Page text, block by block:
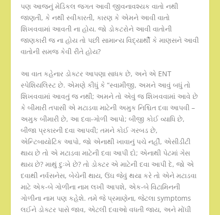
પણ આજનું મેડિકલ જગત આવી જીવનાવશ્યક વાતો નથી
જાણતી, કે નથી સ્વીકારતી, કારણ કે એમને આવી વાતો
શિખવવામાં આવતી ના હોય. જો ડોકટરોને આવી વાતોની
જાણકારી જ ના હોય તો પછી સામાન્ય વિદ્યાર્થી કે માણસને આવી
વાતોની સમજ કેવી રીતે હોય?
આ વાત કહેનાર ડોક્ટર આપણા સાધક છે, અને એ ENT
સ્પેશિયલિસ્ટ છે. એમણે કીધું કે “સ્વામીજી, અમને આવું બધું તો
શિખવવામાં આવતું જ નથી; અમને તો એવું જ શિખવવામાં આવે છે
કે બીમારી તપાસી એ મટાડવા માટેની અમુક નિશ્ચિત દવા આપવી –
અમુક બીમારી છે, આ દવા-ગોળી આપો; બીજી કોઈ વ્યાધિ છે,
બીજા પ્રકારની દવા આપવી; તમને કોઈ ગરબડ છે,
એન્ટિબાયોટિક આપો, જો એનાથી ખાવાનું પચે નહીં, એસીડીટી
થાય છે તો એ મટાડવા માટેની દવા આપી દો; એનાથી પેટમાં ગેસ
થાય છે? માથું દુઃખે છે? તો ડોક્ટર એ માટેની દવા આપી દે, જો એ
દવાથી નર્વસનેસ, બેચેની થાય, ઉંઘ જેવું થયા કરે તો એને મટાડવા
માટે એક-બે ગોળીના નામ લખી આપશે, એક-બે વિટામિનની
ગોળીના નામ પણ કહેશે. તમે જે પ્રમાણેના, જેટલા symptoms
લઈને ડોક્ટર પાસે જાવ, એટલી દવાઓ વધતી જાય, અને મોંઘી